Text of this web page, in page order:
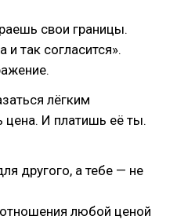
свои границы.
так согласится».
лёгким
цена. И платишь её ты.
другого, а тебе — не
любой ценой